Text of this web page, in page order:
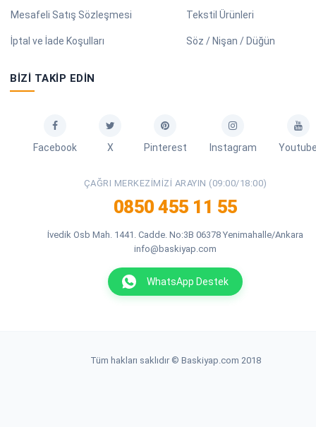
Mesafeli Satış Sözleşmesi
İptal ve İade Koşulları
Tekstil Ürünleri
Söz / Nişan / Düğün
BIZI TAKIP EDIN
Facebook X Pinterest Instagram
ÇAĞRI MERKEZIMIZI ARAYIN (09:00/18:00)
0850 455 11 55
İvedik Osb Mah. 1441. Cadde. No:3B 06378 Yenimahalle/Ankara
info@baskiyap.com
WhatsApp Destek
Tüm hakları saklıdır © Baskiyap.com 2018